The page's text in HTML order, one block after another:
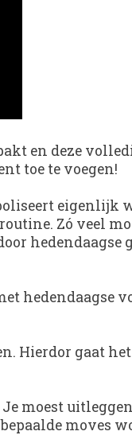
en deze
toe te voegen!
eigenlijk
Zó veel
hedendaagse
hedendaagse
gaat
moest
moves